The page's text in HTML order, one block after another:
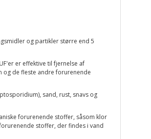
og partikler større end 5
er effektive til fjernelse af
og de fleste andre forurenende
sand, rust, snavs og
forurenende stoffer, såsom klor
stoffer, der findes i vand